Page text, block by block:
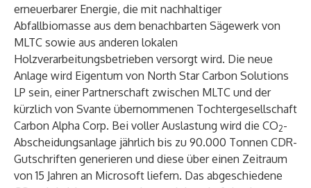
erneuerbarer Energie, die mit nachhaltiger
Abfallbiomasse aus dem benachbarten Sägewerk von
MLTC sowie aus anderen lokalen
Holzverarbeitungsbetrieben versorgt wird. Die neue
Anlage wird Eigentum von North Star Carbon Solutions
LP sein, einer Partnerschaft zwischen MLTC und der
kürzlich von Svante übernommenen Tochtergesellschaft
Carbon Alpha Corp. Bei voller Auslastung wird die CO2-
Abscheidungsanlage jährlich bis zu 90.000 Tonnen CDR-
Gutschriften generieren und diese über einen Zeitraum
von 15 Jahren an Microsoft liefern. Das abgeschiedene